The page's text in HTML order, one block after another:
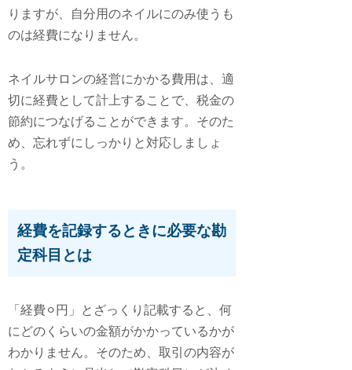
りますが、自分用のネイルにのみ使うも
のは経費になりません。
ネイルサロンの経営にかかる費用は、適
切に経費として計上することで、税金の
節約につなげることができます。そのた
め、忘れずにしっかりと対応しましょ
う。
経費を記録するときに必要な勘
定科目とは
「経費⚪︎円」とざっくり記載すると、何
にどのくらいの金額がかかっているかが
わかりません。そのため、取引の内容が